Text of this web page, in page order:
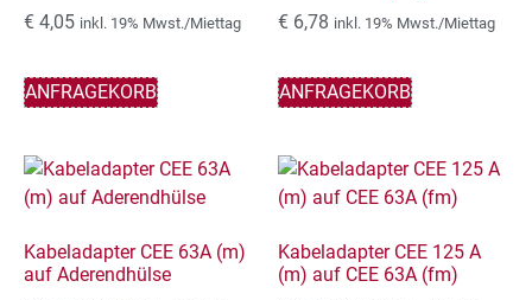
€ 4,05 inkl. 19% Mwst./Miettag
ANFRAGEKORB
€ 6,78 inkl. 19% Mwst./Miettag
ANFRAGEKORB
Kabeladapter CEE 63A (m)
auf Aderendhülse
Kabeladapter CEE 125 A
(m) auf CEE 63A (fm)